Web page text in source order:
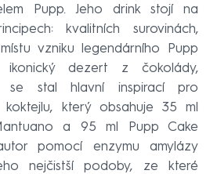
Pupp. Jeho drink stojí na
kvalitních surovinách,
vzniku legendárního Pupp
dezert z čokolády,
se stal hlavní inspirací pro
který obsahuje 35 ml
a 95 ml Pupp Cake
pomocí enzymu amylázy
nejčistší podoby, ze které